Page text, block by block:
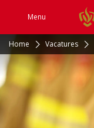
Menu
Home Vacatures